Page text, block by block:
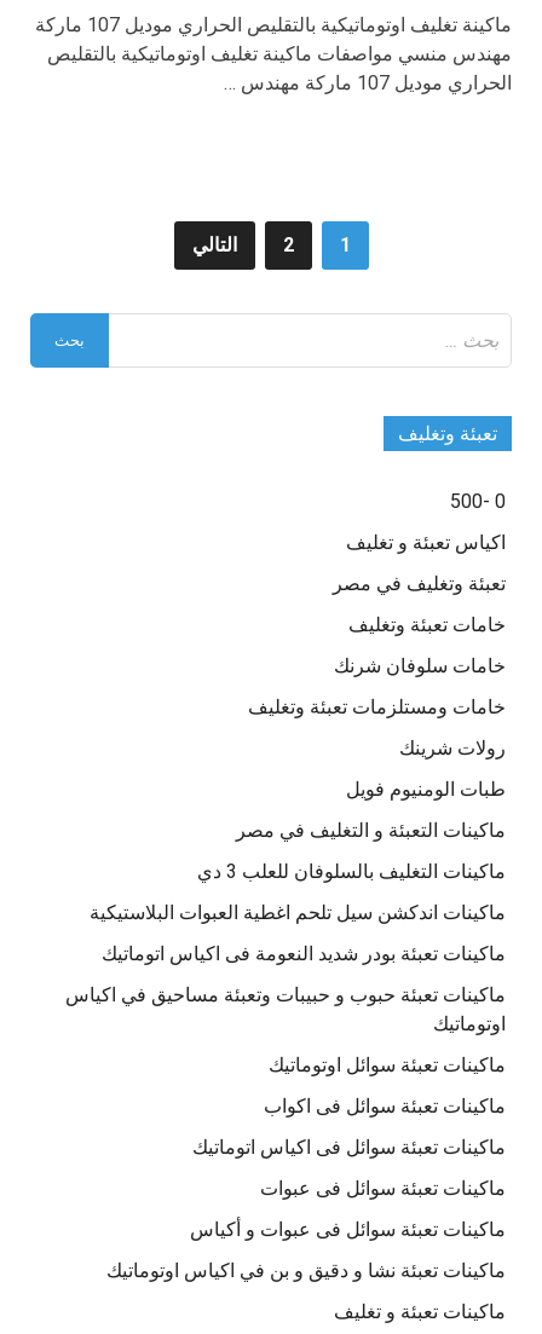
ماكينة تغليف اوتوماتيكية بالتقليص الحراري موديل 107 ماركة
مهندس منسي مواصفات ماكينة تغليف اوتوماتيكية بالتقليص
الحراري موديل 107 ماركة مهندس …
المقالات
1
2 التالي
عن:
تعبئة وتغليف
0 -500
اكياس تعبئة و تغليف
تعبئة وتغليف في مصر
خامات تعبئة وتغليف
خامات سلوفان شرنك
خامات ومستلزمات تعبئة وتغليف
رولات شرينك
طبات الومنيوم فويل
ماكينات التعبئة و التغليف في مصر
ماكينات التغليف بالسلوفان للعلب 3 دي
ماكينات اندكشن سيل تلحم اغطية العبوات البلاستيكية
ماكينات تعبئة بودر شديد النعومة فى اكياس اتوماتيك
ماكينات تعبئة حبوب و حبيبات وتعبئة مساحيق في اكياس
اوتوماتيك
ماكينات تعبئة سوائل اوتوماتيك
ماكينات تعبئة سوائل فى اكواب
ماكينات تعبئة سوائل فى اكياس اتوماتيك
ماكينات تعبئة سوائل فى عبوات
ماكينات تعبئة سوائل فى عبوات و أكياس
ماكينات تعبئة نشا و دقيق و بن في اكياس اوتوماتيك
ماكينات تعبئة و تغليف